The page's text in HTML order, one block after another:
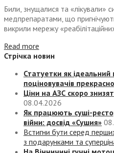
​​Били, знущалися та «лікували»
медпрепаратами, що
викрили мережу
Read more
Стрічка новин
Статуетки як
поціновувачів
Ціни на АЗС скоро
08.04.2026
Як працюють суші-
війни: досвід «Сушия»
Встигни бути серед
з подарунками та